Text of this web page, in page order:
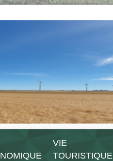
VIE
TOURISTIQUE